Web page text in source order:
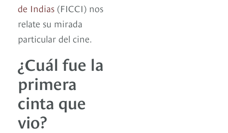
de Indias (FICCI) nos
relate su mirada
particular del cine.
¿Cuál fue la
primera
cinta que
vio?